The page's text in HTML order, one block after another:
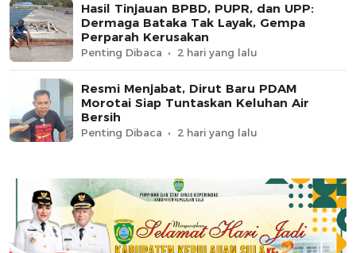
Hasil Tinjauan BPBD, PUPR, dan UPP:
Dermaga Bataka Tak Layak, Gempa
Perparah Kerusakan
Penting Dibaca 2 hari yang lalu
Resmi Menjabat, Dirut Baru PDAM
Morotai Siap Tuntaskan Keluhan Air
Bersih
Penting Dibaca 2 hari yang lalu